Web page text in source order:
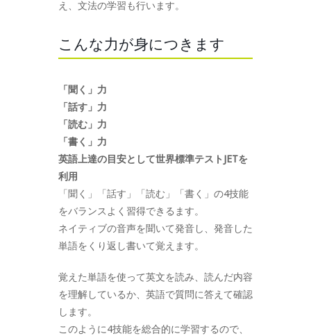
え、文法の学習も行います。
こんな力が身につきます
「聞く」力
「話す」力
「読む」力
「書く」力
英語上達の目安として世界標準テストJETを
利用
「聞く」「話す」「読む」「書く」の4技能
をバランスよく習得できるます。
ネイティブの音声を聞いて発音し、発音した
単語をくり返し書いて覚えます。
覚えた単語を使って英文を読み、読んだ内容
を理解しているか、英語で質問に答えて確認
します。
このように4技能を総合的に学習するので、